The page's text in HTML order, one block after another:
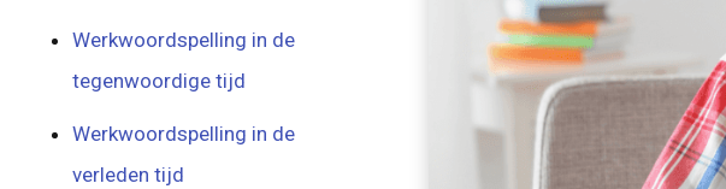
Werkwoordspelling in de
tegenwoordige tijd
Werkwoordspelling in de
verleden tijd